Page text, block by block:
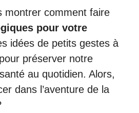
montrer comment faire
pour votre
idées de petits gestes à
préserver notre
au quotidien. Alors,
dans l’aventure de la